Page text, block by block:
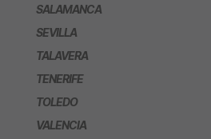
SALAMANCA
SEVILLA
TALAVERA
TENERIFE
TOLEDO
VALENCIA